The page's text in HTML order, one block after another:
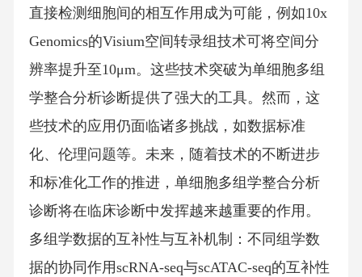
直接检测细胞间的相互作用成为可能，例如10x
Genomics的Visium空间转录组技术可将空间分
辨率提升至10μm。这些技术突破为单细胞多组
学整合分析诊断提供了强大的工具。然而，这
些技术的应用仍面临诸多挑战，如数据标准
化、伦理问题等。未来，随着技术的不断进步
和标准化工作的推进，单细胞多组学整合分析
诊断将在临床诊断中发挥越来越重要的作用。
多组学数据的互补性与互补机制：不同组学数
据的协同作用scRNA-seq与scATAC-seq的互补性